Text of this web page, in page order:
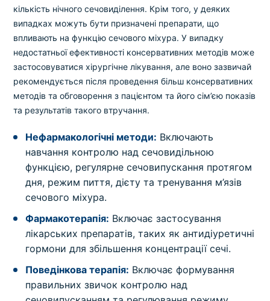
кількість нічного сечовиділення. Крім того, у деяких
випадках можуть бути призначені препарати, що
впливають на функцію сечового міхура. У випадку
недостатньої ефективності консервативних методів може
застосовуватися хірургічне лікування, але воно зазвичай
рекомендується після проведення більш консервативних
методів та обговорення з пацієнтом та його сім’єю показів
та результатів такого втручання.
Нефармакологічні методи: Включають
навчання контролю над сечовидільною
функцією, регулярне сечовипускання протягом
дня, режим пиття, дієту та тренування м’язів
сечового міхура.
Фармакотерапія: Включає застосування
лікарських препаратів, таких як антидіуретичні
гормони для збільшення концентрації сечі.
Поведінкова терапія: Включає формування
правильних звичок контролю над